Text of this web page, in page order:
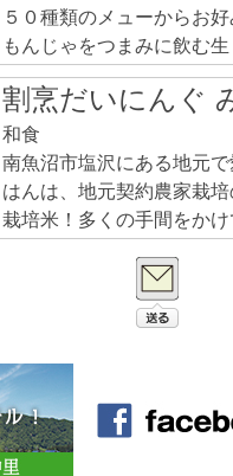
５０種類のメューからお
もんじゃをつまみに飲む
宴会プランや飲み放題コ
選べる飲み放題コース
割烹だいにんぐ
和食
南魚沼市塩沢にある地元
はんは、地元契約農家栽
栽培米！多くの手間をか
の込んだ一品料理を肴に
20分程度です！